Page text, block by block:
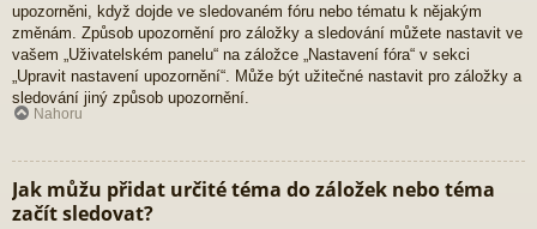
upozorněni, když dojde ve sledovaném fóru nebo tématu k nějakým
změnám. Způsob upozornění pro záložky a sledování můžete nastavit ve
vašem „Uživatelském panelu“ na záložce „Nastavení fóra“ v sekci
„Upravit nastavení upozornění“. Může být užitečné nastavit pro záložky a
sledování jiný způsob upozornění.
Nahoru
Jak můžu přidat určité téma do záložek nebo téma
začít sledovat?